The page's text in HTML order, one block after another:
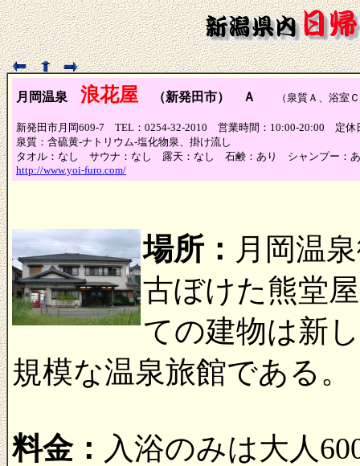
月岡温泉 浪花屋 （新発田市） Ａ （泉質Ａ、浴室
新発田市月岡609-7 TEL：0254-32-2010 営業時間：10:00-20:00 定休
泉質：含硫黄-ナトリウム-塩化物泉、掛け流し
タオル：なし サウナ：なし 露天：なし 石鹸：あり シャンプー：
http://www.yoi-furo.com/
場所： 月岡温
古ぼけた熊堂
ての建物は新
規模な温泉旅館である。
料金： 入浴のみは大人